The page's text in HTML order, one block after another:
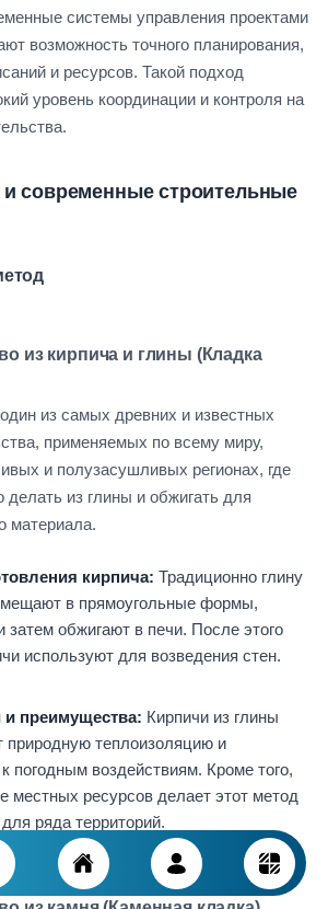
системы управления проектами
возможность точного планирования,
и ресурсов. Такой подход
уровень координации и контроля на
современные строительные
из кирпича и глины (Кладка
из самых древних и известных
применяемых по всему миру,
и полузасушливых регионах, где
делать из глины и обжигать для
материала.
кирпича: Традиционно глину
в прямоугольные формы,
обжигают в печи. После этого
используют для возведения стен.
и преимущества: Кирпичи из глины
природную теплоизоляцию и
погодным воздействиям. Кроме того,
местных ресурсов делает этот метод
ряда территорий.